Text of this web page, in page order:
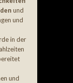
und
und
in der
und